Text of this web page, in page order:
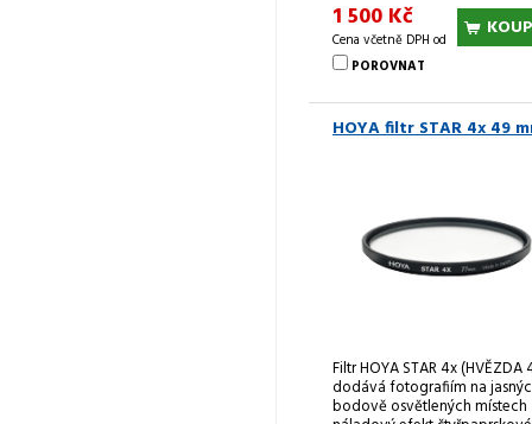
1 500 Kč
Cena včetně DPH od
POROVNAT
HOYA filtr STAR 4x 49
Filtr HOYA STAR 4x (HVĚZDA
dodává fotografiím na
bodově osvětlených místech